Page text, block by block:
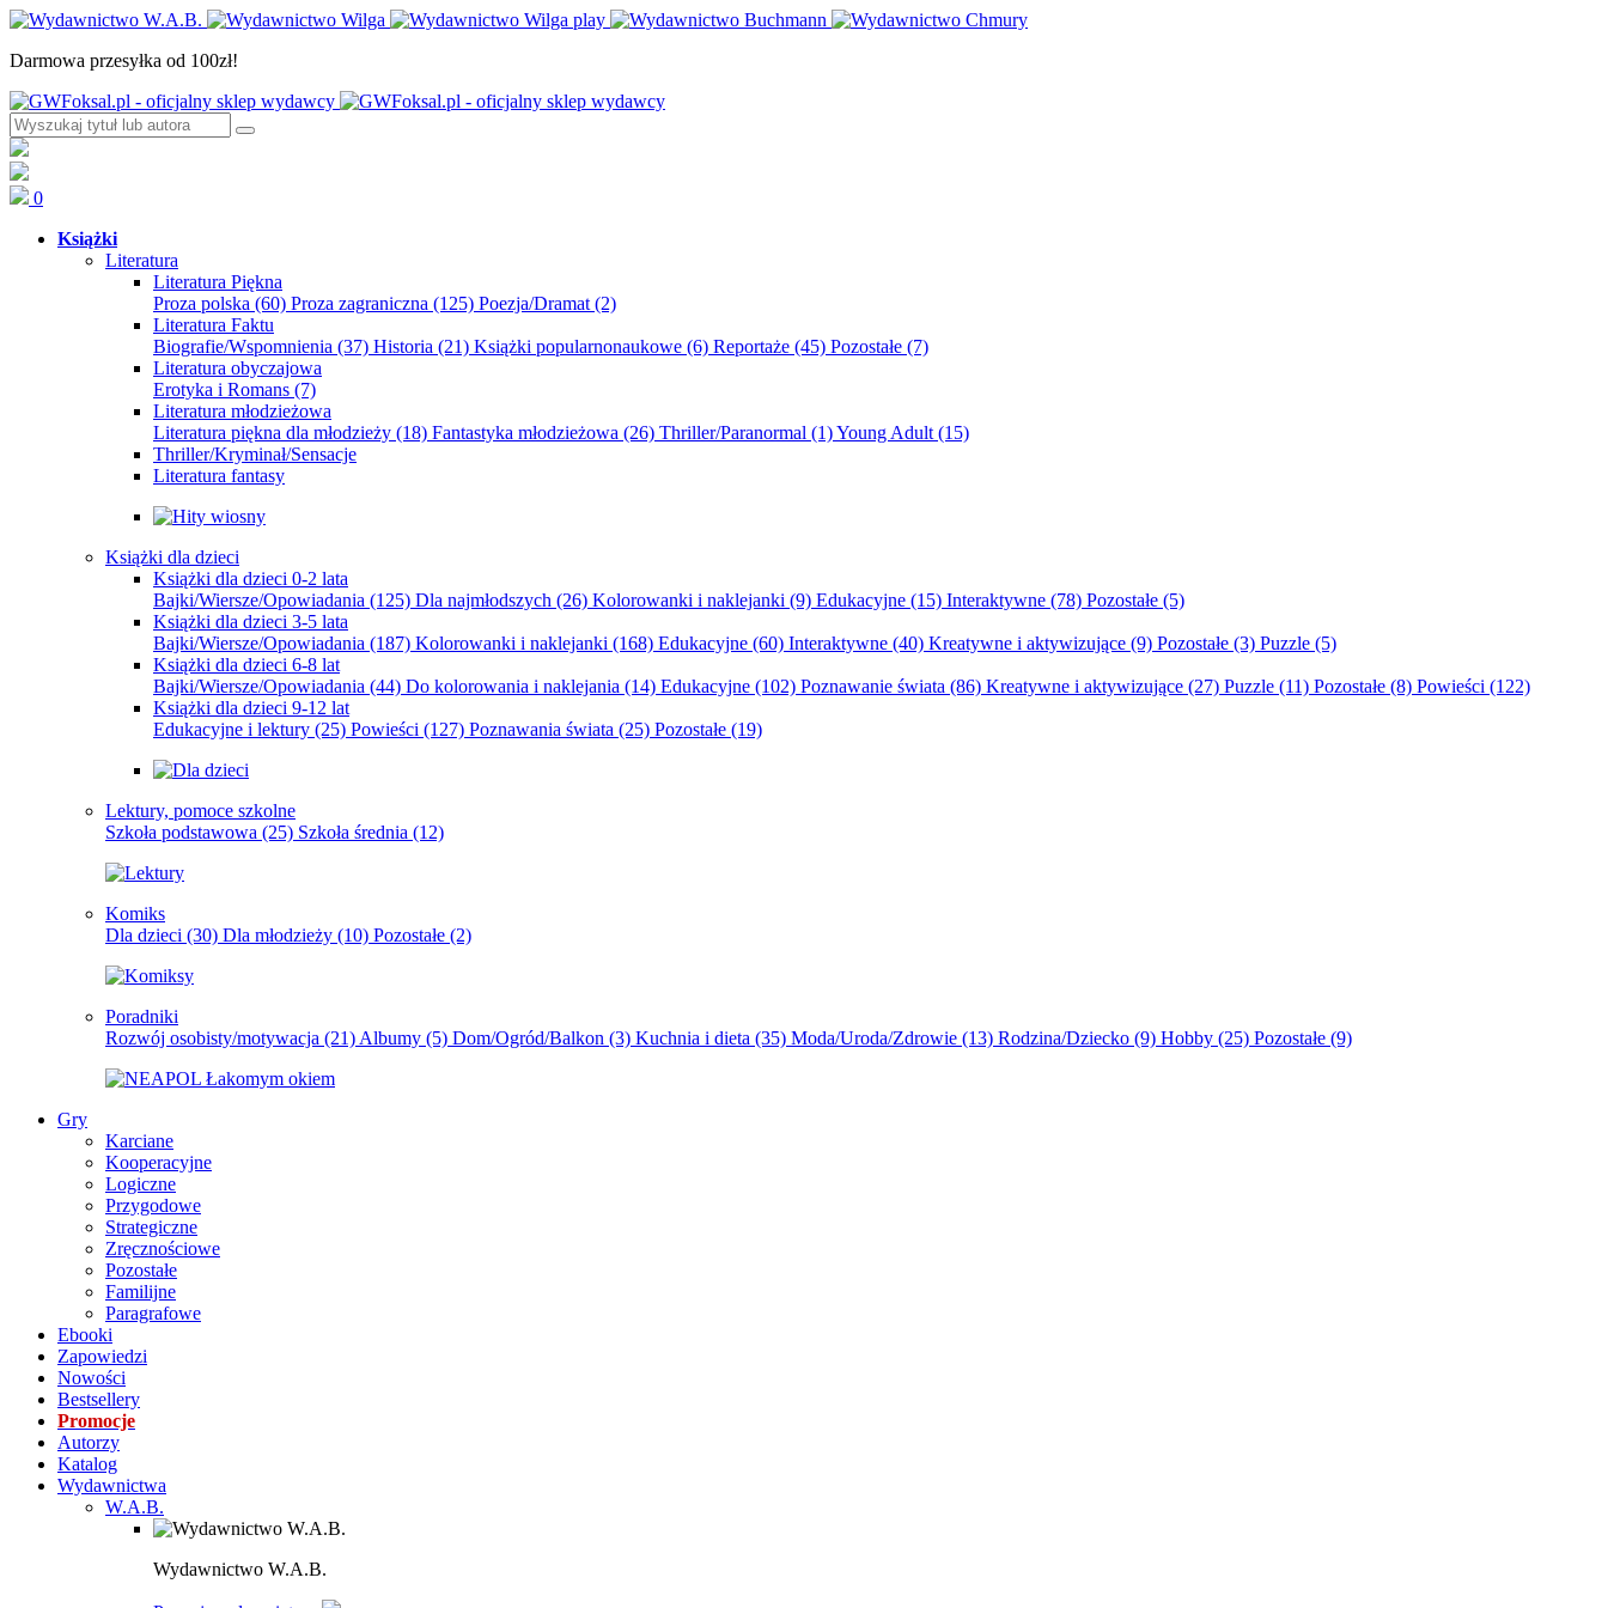
Darmowa przesyłka od 100zł!
0
Książki
Literatura
Literatura Piękna
Proza polska (60) Proza zagraniczna (125) Poezja/Dramat (2)
Literatura Faktu
Biografie/Wspomnienia (37) Historia (21) Książki popularnonaukowe (6) Reportaże (45) Pozostałe (7)
Literatura obyczajowa
Erotyka i Romans (7)
Literatura młodzieżowa
Literatura piękna dla młodzieży (18) Fantastyka młodzieżowa (26) Thriller/Paranormal (1)Young Adult (15)
Thriller/Kryminał/Sensacje
Literatura fantasy
Książki dla dzieci
Książki dla dzieci 0-2 lata
Bajki/Wiersze/Opowiadania (125) Dla najmłodszych (26) Kolorowanki i naklejanki (9) Edukacyjne (15) Interaktywne (78) Pozostałe (5)
Książki dla dzieci 3-5 lata
Bajki/Wiersze/Opowiadania (187) Kolorowanki i naklejanki (168) Edukacyjne (60) Interaktywne (40) Kreatywne i aktywizujące (9) Pozostałe (3) Puzzle (5)
Książki dla dzieci 6-8 lat
Bajki/Wiersze/Opowiadania (44) Do kolorowania i naklejania (14) Edukacyjne (102) Poznawanie świata (86) Kreatywne i aktywizujące (27) Puzzle (11) Pozostałe (8) Powieści (122)
Książki dla dzieci 9-12 lat
Edukacyjne i lektury (25) Powieści (127) Poznawania świata (25) Pozostałe (19)
Lektury, pomoce szkolne
Szkoła podstawowa (25) Szkoła średnia (12)
Komiks
Dla dzieci (30) Dla młodzieży (10) Pozostałe (2)
Poradniki
Rozwój osobisty/motywacja (21) Albumy (5) Dom/Ogród/Balkon (3) Kuchnia i dieta (35) Moda/Uroda/Zdrowie (13) Rodzina/Dziecko (9) Hobby (25) Pozostałe (9)
Gry
Karciane
Kooperacyjne
Logiczne
Przygodowe
Strategiczne
Zręcznościowe
Pozostałe
Familijne
Paragrafowe
Ebooki
Zapowiedzi
Nowości
Bestsellery
Promocje
Autorzy
Katalog
Wydawnictwa
W.A.B.
Wydawnictwo W.A.B.